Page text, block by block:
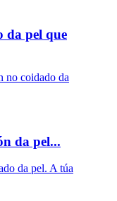
da pel que
da pel...